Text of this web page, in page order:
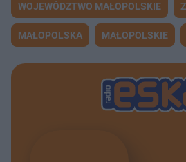
WOJEWÓDZTWO MAŁOPOLSKIE
MAŁOPOLSKA MAŁOPOLSKIE